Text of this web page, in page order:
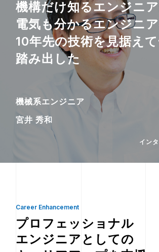
機構だけ知るエンジニ
電気も分かるエンジニア
10年先の技術を見据え
踏み出した
機械系エンジニア
宮井 秀和
イン
Career Enhancement
プロフェッショナル
エンジニアとしての